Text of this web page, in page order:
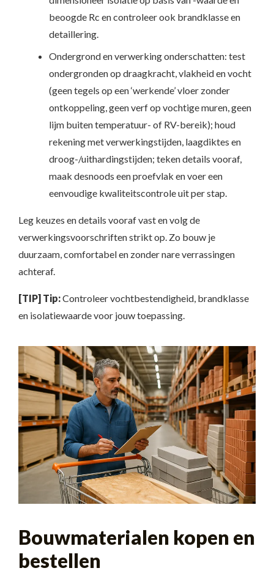
beoogde Rc en controleer ook brandklasse en
detaillering.
Ondergrond en verwerking onderschatten: test
ondergronden op draagkracht, vlakheid en vocht
(geen tegels op een ‘werkende’ vloer zonder
ontkoppeling, geen verf op vochtige muren, geen
lijm buiten temperatuur- of RV-bereik); houd
rekening met verwerkingstijden, laagdiktes en
droog-/uithardingstijden; teken details vooraf,
maak desnoods een proefvlak en voer een
eenvoudige kwaliteitscontrole uit per stap.
Leg keuzes en details vooraf vast en volg de
verwerkingsvoorschriften strikt op. Zo bouw je
duurzaam, comfortabel en zonder nare verrassingen
achteraf.
[TIP] Tip:Controleer vochtbestendigheid, brandklasse
en isolatiewaarde voor jouw toepassing.
Bouwmaterialen kopen en
bestellen